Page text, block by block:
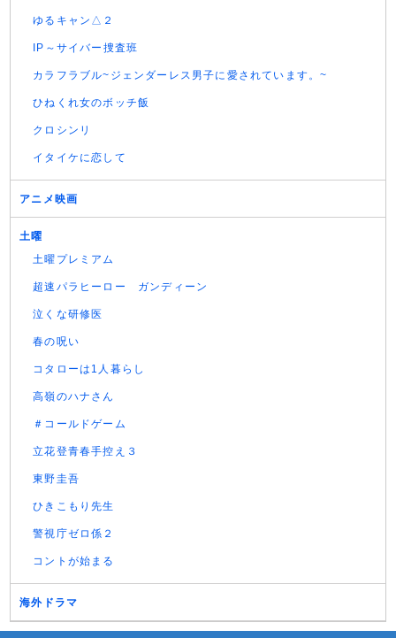
ゆるキャン△２
IP～サイバー捜査班
カラフラブル~ジェンダーレス男子に愛されています。~
ひねくれ女のボッチ飯
クロシンリ
イタイケに恋して
アニメ映画
土曜
土曜プレミアム
超速パラヒーロー ガンディーン
泣くな研修医
春の呪い
コタローは1人暮らし
高嶺のハナさん
＃コールドゲーム
立花登青春手控え３
東野圭吾
ひきこもり先生
警視庁ゼロ係２
コントが始まる
海外ドラマ